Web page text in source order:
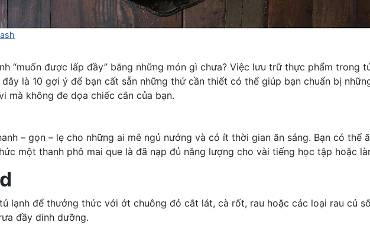
“muốn được lấp đầy” bằng những món gì chưa? Việc lưu trữ thực phẩm trong
là 10 gợi ý để bạn cất sẵn những thứ cần thiết có thể giúp bạn chuẩn bị
mà không đe dọa chiếc cân của bạn.
– gọn – lẹ cho những ai mê ngủ nướng và có ít thời gian ăn sáng. Bạn có thể
một thanh phô mai que là đã nạp đủ năng lượng cho vài tiếng học tập hoặc
lạnh để thưởng thức với ớt chuông đỏ cắt lát, cà rốt, rau hoặc các loại rau củ
đầy dinh dưỡng.